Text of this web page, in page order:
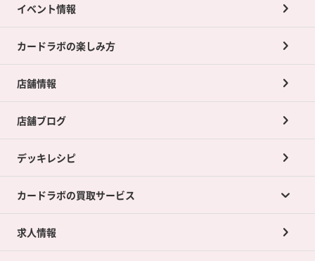
イベント情報
カードラボの楽しみ方
店舗情報
店舗ブログ
デッキレシピ
カードラボの買取サービス
カードラボの買取サービスTOP
求人情報